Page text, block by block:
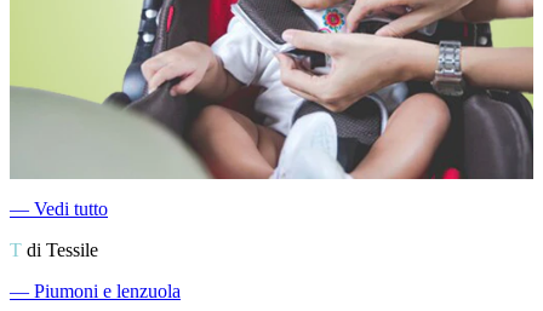
― Vedi tutto
T di Tessile
― Piumoni e lenzuola